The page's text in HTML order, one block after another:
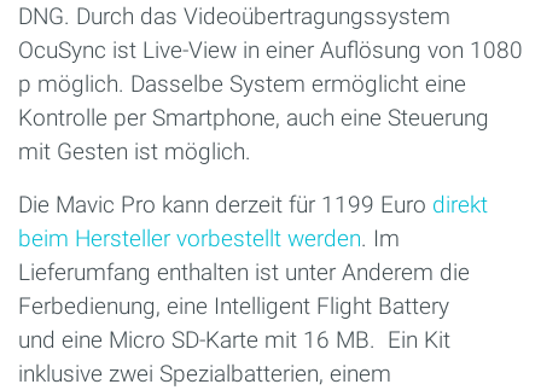
DNG. Durch das Videoübertragungssystem
OcuSync ist Live-View in einer Auflösung von 1080
p möglich. Dasselbe System ermöglicht eine
Kontrolle per Smartphone, auch eine Steuerung
mit Gesten ist möglich.
Die Mavic Pro kann derzeit für 1199 Euro direkt
beim Hersteller vorbestellt werden. Im
Lieferumfang enthalten ist unter Anderem die
Ferbedienung, eine Intelligent Flight Battery
und eine Micro SD-Karte mit 16 MB. Ein Kit
inklusive zwei Spezialbatterien, einem